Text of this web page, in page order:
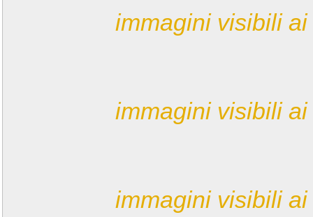
immagini visibili
immagini visibili
immagini visibili